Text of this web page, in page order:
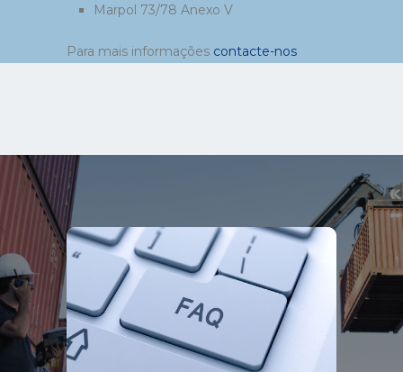
Marpol 73/78 Anexo V
Para mais informações contacte-nos